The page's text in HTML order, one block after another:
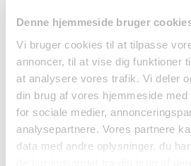
Denne hjemmeside bruger
Vi bruger cookies til at tilpasse
annoncer, til at vise dig funktioner
at analysere vores trafik. Vi deler
din brug af vores hjemmeside
for sociale medier,
analysepartnere. Vores partnere
data med andre oplysninger, du